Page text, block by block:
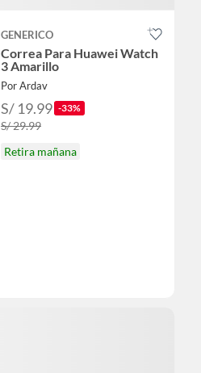
GENERICO
Correa Para Huawei Watch
3 Amarillo
Por Ardav
S/ 19.99 -33%
S/ 29.99
Retira mañana